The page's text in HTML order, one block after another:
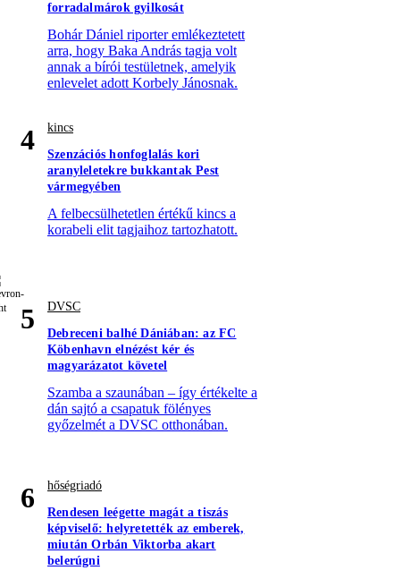
forradalmárok gyilkosát
Bohár Dániel riporter emlékeztetett
arra, hogy Baka András tagja volt
annak a bírói testületnek, amelyik
enlevelet adott Korbely Jánosnak.
4
kincs
Szenzációs honfoglalás kori
aranyleletekre bukkantak Pest
vármegyében
A felbecsülhetetlen értékű kincs a
korabeli elit tagjaihoz tartozhatott.
5
DVSC
Debreceni balhé Dániában: az FC
Köbenhavn elnézést kér és
magyarázatot követel
Szamba a szaunában – így értékelte a
dán sajtó a csapatuk fölényes
győzelmét a DVSC otthonában.
6
hőségriadó
Rendesen leégette magát a tiszás
képviselő: helyretették az emberek,
miután Orbán Viktorba akart
belerúgni